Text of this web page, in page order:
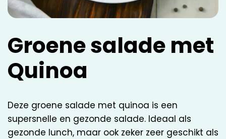
Groene salade met
Quinoa
Deze groene salade met quinoa is een
supersnelle en gezonde salade. Ideaal als
gezonde lunch, maar ook zeker zeer geschikt als